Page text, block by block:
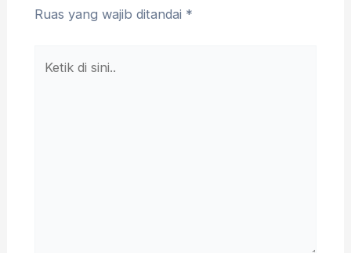
Ruas yang wajib ditandai *